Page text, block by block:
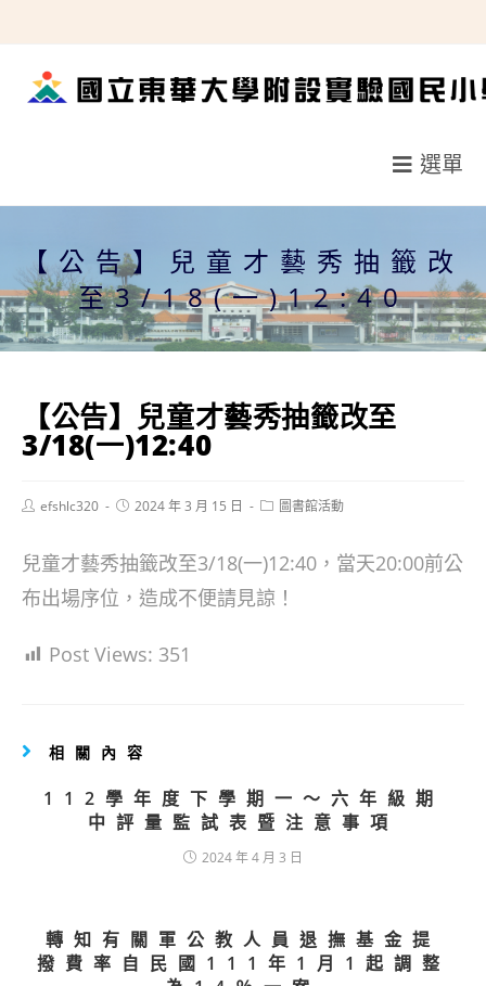
轉
選單
【公告】兒童才藝秀抽籤改
至3/18(一)12:40
【公告】兒童才藝秀抽籤改至
3/18(一)12:40
Postefshlc320
Post2024 年 3 月 15 日
Post圖書館活動
兒童才藝秀抽籤改至3/18(一)12:40，當天20:00前公
布出場序位，造成不便請見諒！
Post Views: 351
相關內容
112學年度下學期一～六年級期
中評量監試表暨注意事項
2024 年 4 月 3 日
轉知有關軍公教人員退撫基金提
撥費率自民國111年1月1起調整